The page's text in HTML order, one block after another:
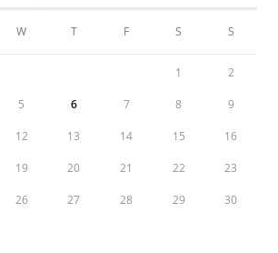
W T F S S
1 2
5 6 7 8 9
12 13 14 15 16
19 20 21 22 23
26 27 28 29 30